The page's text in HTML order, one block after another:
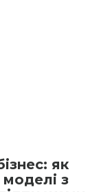
як
з